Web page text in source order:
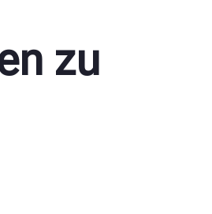
zu